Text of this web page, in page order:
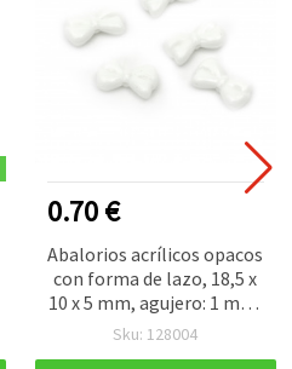
0.70 €
Abalorios acrílicos opacos
con forma de lazo, 18,5 x
10 x 5 mm, agujero: 1 mm,
blanco - 20 g (aprox. 25
Sku: 128004